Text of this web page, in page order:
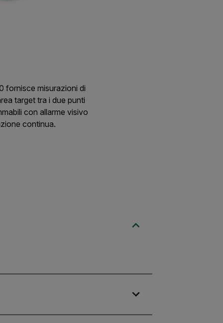
fornisce misurazioni di
target tra i due punti
con allarme visivo
continua.